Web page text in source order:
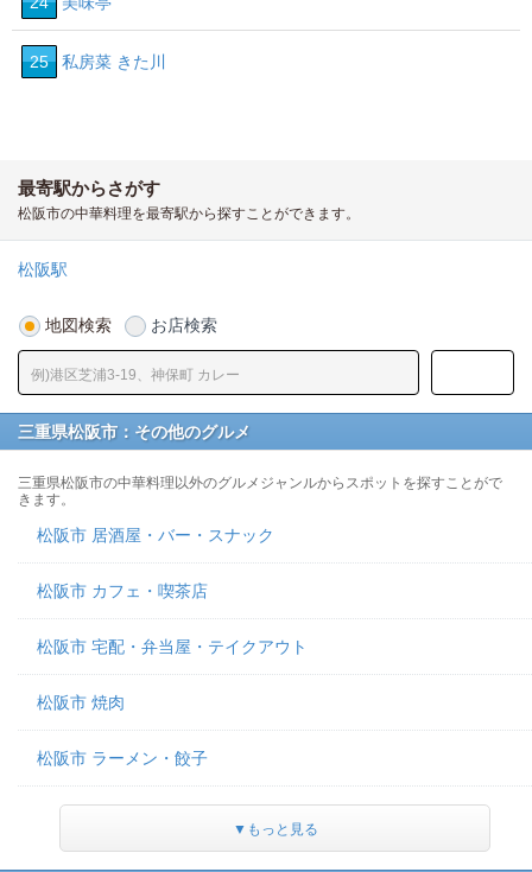
25 私房菜 きた川
最寄駅からさがす
松阪市の中華料理を最寄駅から探すことができます。
松阪駅
地図検索 お店検索
三重県松阪市：その他のグルメ
三重県松阪市の中華料理以外のグルメジャンルからスポットを探すことがで
きます。
松阪市 居酒屋・バー・スナック
松阪市 カフェ・喫茶店
松阪市 宅配・弁当屋・テイクアウト
松阪市 焼肉
松阪市 ラーメン・餃子
▼もっと見る